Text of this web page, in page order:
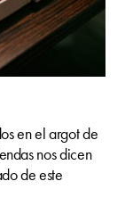
en el argot de
nos dicen
de este